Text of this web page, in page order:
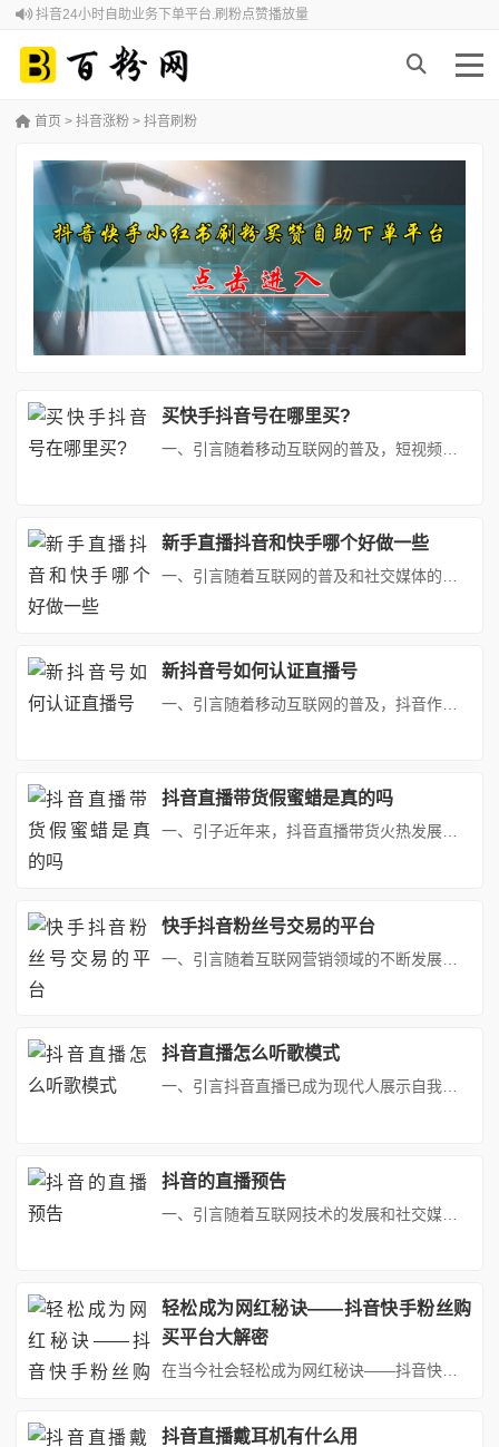
抖音24小时自助业务下单平台.刷粉点赞播放量
首页 > 抖音涨粉 > 抖音刷粉
买快手抖音号在哪里买?
新手直播抖音和快手哪个好做一些
一、引言随着互联网的普及和社交媒体的快速发展，直播行业成为了新兴业态之一。越来越多的人选择通过直播平台展示自己的才艺、分享生活，从而实现自我价值。对于新人来说，选择一个合适的直播平台至关重要。本文将对抖音和快手这两个热门直播平台进行对比，帮助新人更好地做出选择。二、抖音直播1. 用户基础抖音作为字节跳动旗下的产品，拥有庞大的用户群体。其日活用户数量庞大，为直播提供了巨大的潜在观众基础。2...
新抖音号如何认证直播号
抖音直播带货假蜜蜡是真的吗
一、引子近年来，抖音直播带货火热发展，各大主播通过直播平台销售各种商品，其中不乏珠宝玉石等贵重物品。然而，随之而来的问题也逐渐凸显，有关直播带货售假新闻屡见不鲜。本文将聚焦于一起抖音直播带货假蜜蜡事件，探究其背后的原因，分析各方责任，并提出相应的解决方案。二、事件回顾不久前，某抖音主播在直播过程中宣传并销售一种特殊的蜜蜡产品。据该主播介绍，这种蜜蜡具有极高的收藏价值和养生功效，吸引了大批...
快手抖音粉丝号交易的平台
抖音直播怎么听歌模式
一、引言抖音直播已成为现代人展示自我、互动交流的重要平台。在直播过程中抖音直播怎么在后台听歌，背景音乐的选择和播放对于营造氛围、吸引观众具有不可忽视的作用。本文将详细介绍如何在抖音直播后台听歌抖音直播怎么在后台听歌，帮助主播们更好地进行音乐背景的直播抖音直播怎么在后台听歌，并提升观众的观看体验。二、准备工作在进行抖音直播之前，需要做好以下准备工作抖音直播怎么在后台听歌：1. 设备检查：确...
抖音的直播预告
轻松成为网红秘诀——抖音快手粉丝购
买平台大解密
在当今社会轻松成为网红秘诀——抖音快手粉丝购买平台大解密，随着移动互联网轻松成为网红秘诀——抖音快手粉丝购买平台大解密的普及和短视频平台的兴起轻松成为网红秘诀——抖音快手粉丝购买平台大解密，越来越多的人渴望通过社交媒体成为网红。抖音和快手作为最受欢迎的短视频平台之一，吸引轻松成为网红秘诀——抖音快手粉丝购买平台大解密了众多年轻人的目光。为了迅速获得关注和粉丝，一些人开始寻找捷径，其中之一...
抖音直播戴耳机有什么用